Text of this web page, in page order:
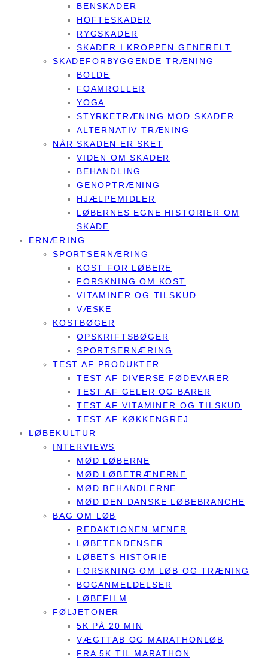
BENSKADER
HOFTESKADER
RYGSKADER
SKADER I KROPPEN GENERELT
SKADEFORBYGGENDE TRÆNING
BOLDE
FOAMROLLER
YOGA
STYRKETRÆNING MOD SKADER
ALTERNATIV TRÆNING
NÅR SKADEN ER SKET
VIDEN OM SKADER
BEHANDLING
GENOPTRÆNING
HJÆLPEMIDLER
LØBERNES EGNE HISTORIER OM
SKADE
ERNÆRING
SPORTSERNÆRING
KOST FOR LØBERE
FORSKNING OM KOST
VITAMINER OG TILSKUD
VÆSKE
KOSTBØGER
OPSKRIFTSBØGER
SPORTSERNÆRING
TEST AF PRODUKTER
TEST AF DIVERSE FØDEVARER
TEST AF GELER OG BARER
TEST AF VITAMINER OG TILSKUD
TEST AF KØKKENGREJ
LØBEKULTUR
INTERVIEWS
MØD LØBERNE
MØD LØBETRÆNERNE
MØD BEHANDLERNE
MØD DEN DANSKE LØBEBRANCHE
BAG OM LØB
REDAKTIONEN MENER
LØBETENDENSER
LØBETS HISTORIE
FORSKNING OM LØB OG TRÆNING
BOGANMELDELSER
LØBEFILM
FØLJETONER
5K PÅ 20 MIN
VÆGTTAB OG MARATHONLØB
FRA 5K TIL MARATHON